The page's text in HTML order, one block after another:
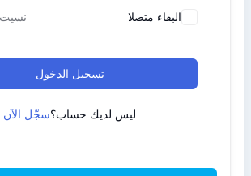
البقاء متصلا
تسجيل الدخول
ليس لديك حساب؟سجّل الآن